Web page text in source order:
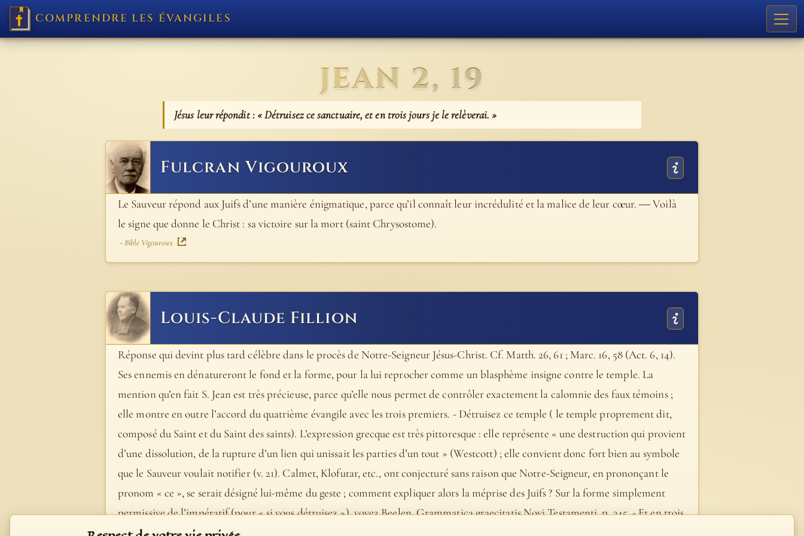
COMPRENDRE LES ÉVANGILES
JEAN 2, 19
Jésus leur répondit : « Détruisez ce sanctuaire, et en trois jours je le relèverai. »
Fulcran Vigouroux
Le Sauveur répond aux Juifs d’une manière énigmatique, parce qu’il connaît leur incrédulité et la malice de leur cœur. ― Voilà
le signe que donne le Christ : sa victoire sur la mort (saint Chrysostome).
- Bible Vigouroux
Louis-Claude Fillion
Réponse qui devint plus tard célèbre dans le procès de Notre-Seigneur Jésus-Christ. Cf. Matth. 26, 61 ; Marc. 16, 58 (Act. 6, 14).
Ses ennemis en dénatureront le fond et la forme, pour la lui reprocher comme un blasphème insigne contre le temple. La
mention qu’en fait S. Jean est très précieuse, parce qu’elle nous permet de contrôler exactement la calomnie des faux témoins ;
elle montre en outre l’accord du quatrième évangile avec les trois premiers. - Détruisez ce temple ( le temple proprement dit,
composé du Saint et du Saint des saints). L’expression grecque est très pittoresque : elle représente « une destruction qui provient
d’une dissolution, de la rupture d’un lien qui unissait les parties d’un tout » (Westcott) ; elle convient donc fort bien au symbole
que le Sauveur voulait notifier (v. 21). Calmet, Klofutar, etc., ont conjecturé sans raison que Notre-Seigneur, en prononçant le
pronom « ce », se serait désigné lui-même du geste ; comment expliquer alors la méprise des Juifs ? Sur la forme simplement
permissive de l’impératif (pour « si vous détruisez »), voyez Beelen, Grammatica graecitatis Novi Testamenti, p. 345. - Et en trois
jours est une formule hébraïque équivalant à « le troisième jour » - Je le relèverai. Littéralement en grec : « je réveillerai » . Belle